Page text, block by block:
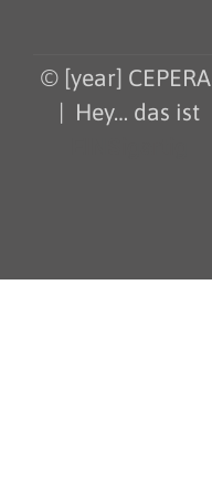
© [year] CEPERA
| Hey… das ist